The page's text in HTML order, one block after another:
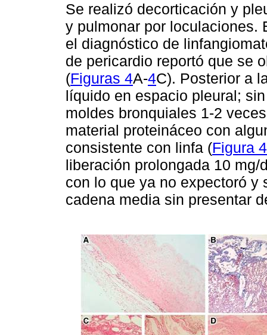
Se realizó decorticación y
y pulmonar por loculaciones.
el diagnóstico de
de pericardio reportó que se
(Figuras 4A-4C). Posterior a
líquido en espacio pleural;
moldes bronquiales 1-2
material proteináceo con
consistente con linfa (Figura 4
liberación prolongada 10
con lo que ya no expectoró y
cadena media sin presentar